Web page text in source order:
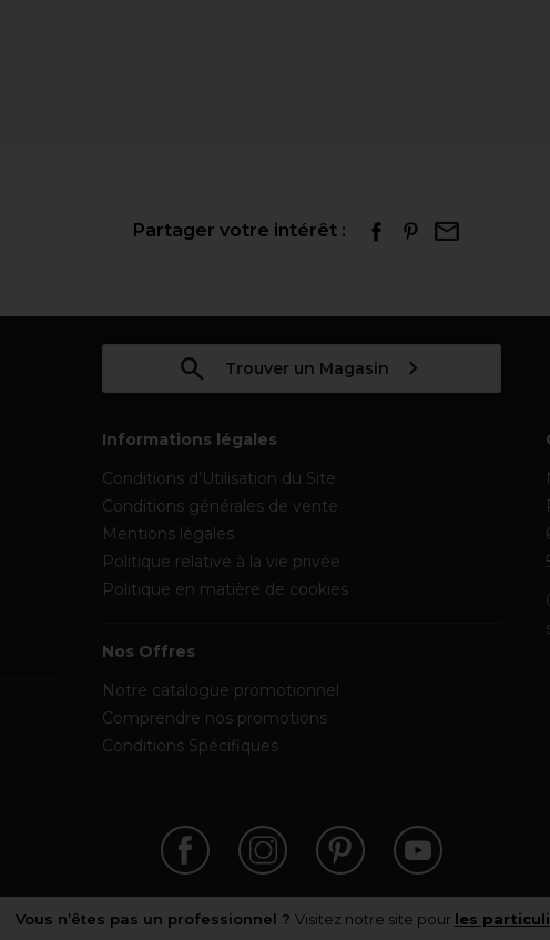
Partager votre intérêt :
Trouver un Magasin
Informations légales
Conditions d’Utilisation du Site
Conditions générales de vente
Mentions légales
Politique relative à la vie privée
Politique en matière de cookies
Nos Offres
Notre catalogue promotionnel
Comprendre nos promotions
Conditions Spécifiques
Vous n’êtes pas un professionnel ? Visitez notre site pour les